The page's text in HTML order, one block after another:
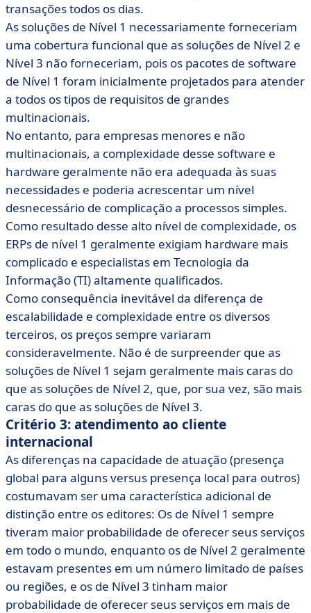
transações todos os dias.
As soluções de Nível 1 necessariamente forneceriam
uma cobertura funcional que as soluções de Nível 2 e
Nível 3 não forneceriam, pois os pacotes de software
de Nível 1 foram inicialmente projetados para atender
a todos os tipos de requisitos de grandes
multinacionais.
No entanto, para empresas menores e não
multinacionais, a complexidade desse software e
hardware geralmente não era adequada às suas
necessidades e poderia acrescentar um nível
desnecessário de complicação a processos simples.
Como resultado desse alto nível de complexidade, os
ERPs de nível 1 geralmente exigiam hardware mais
complicado e especialistas em Tecnologia da
Informação (TI) altamente qualificados.
Como consequência inevitável da diferença de
escalabilidade e complexidade entre os diversos
terceiros, os preços sempre variaram
consideravelmente. Não é de surpreender que as
soluções de Nível 1 sejam geralmente mais caras do
que as soluções de Nível 2, que, por sua vez, são mais
caras do que as soluções de Nível 3.
Critério 3: atendimento ao cliente
internacional
As diferenças na capacidade de atuação (presença
global para alguns versus presença local para outros)
costumavam ser uma característica adicional de
distinção entre os editores: Os de Nível 1 sempre
tiveram maior probabilidade de oferecer seus serviços
em todo o mundo, enquanto os de Nível 2 geralmente
estavam presentes em um número limitado de países
ou regiões, e os de Nível 3 tinham maior
probabilidade de oferecer seus serviços em mais de